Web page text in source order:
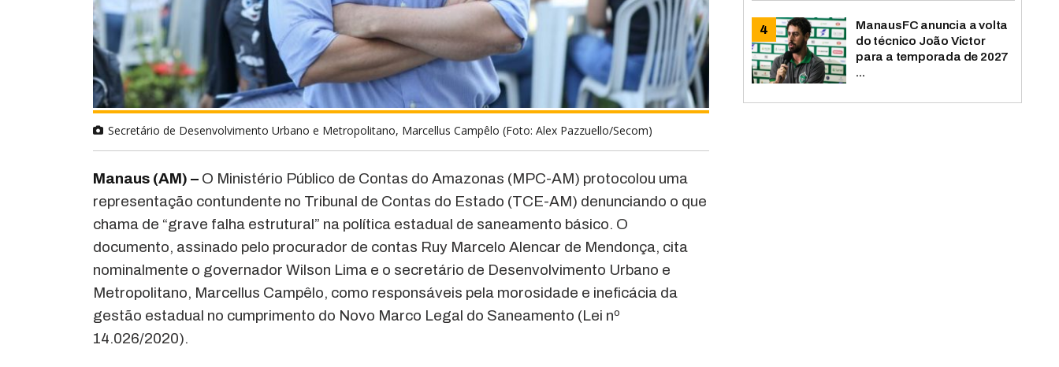
Secretário de Desenvolvimento Urbano e Metropolitano, Marcellus Campêlo (Foto: Alex Pazzuello/Secom)
Manaus (AM) – O Ministério Público de Contas do Amazonas (MPC-AM) protocolou uma
representação contundente no Tribunal de Contas do Estado (TCE-AM) denunciando o que
chama de “grave falha estrutural” na política estadual de saneamento básico. O
documento, assinado pelo procurador de contas Ruy Marcelo Alencar de Mendonça, cita
nominalmente o governador Wilson Lima e o secretário de Desenvolvimento Urbano e
Metropolitano, Marcellus Campêlo, como responsáveis pela morosidade e ineficácia da
gestão estadual no cumprimento do Novo Marco Legal do Saneamento (Lei nº
14.026/2020).
ManausFC anuncia a volta
do técnico João Victor
para a temporada de 2027
...